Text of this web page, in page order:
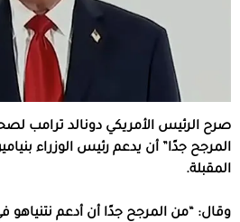
صرح الرئيس الأمريكي دونالد ترامب
المرجح جدًا” أن يدعم رئيس الوزراء
المقبلة.
وقال: “من المرجح جدًا أن أدعم نتنياهو